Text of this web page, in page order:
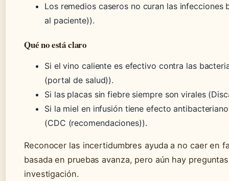
Los remedios caseros no curan las infecciones
al paciente)).
Qué no está claro
Si el vino caliente es efectivo contra las
(portal de salud)).
Si las placas sin fiebre siempre son virales
Si la miel en infusión tiene efecto
(CDC (recomendaciones)).
Reconocer las incertidumbres ayuda a no caer en
basada en pruebas avanza, pero aún hay
investigación.